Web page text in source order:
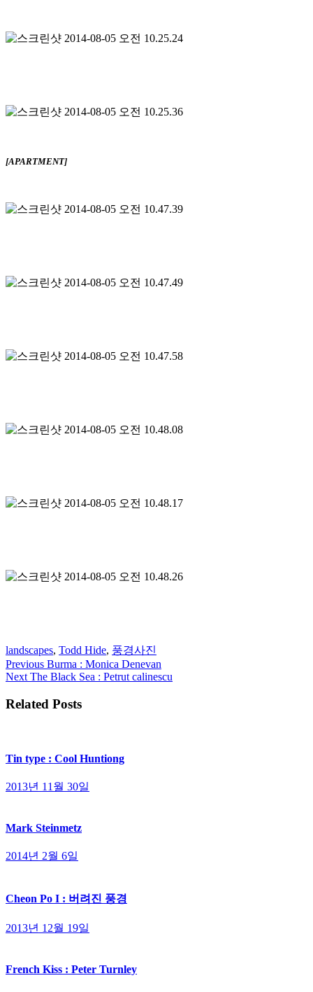
[APARTMENT]
landscapes, Todd Hide, 풍경사진
Previous Burma : Monica Denevan
Next The Black Sea : Petrut calinescu
Related Posts
Tin type : Cool Huntiong
2013년 11월 30일
Mark Steinmetz
2014년 2월 6일
Cheon Po I : 버려진 풍경
2013년 12월 19일
French Kiss : Peter Turnley